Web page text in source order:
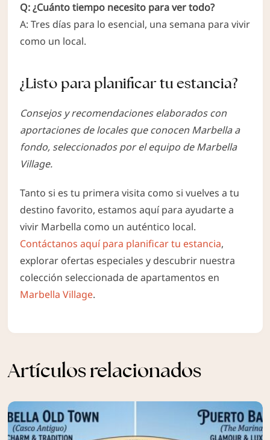
Q: ¿Cuánto tiempo necesito para ver todo?
A: Tres días para lo esencial, una semana para vivir
como un local.
¿Listo para planificar tu estancia?
Consejos y recomendaciones elaborados con
aportaciones de locales que conocen Marbella a
fondo, seleccionados por el equipo de Marbella
Village.
Tanto si es tu primera visita como si vuelves a tu
destino favorito, estamos aquí para ayudarte a
vivir Marbella como un auténtico local.
Contáctanos aquí para planificar tu estancia,
explorar ofertas especiales y descubrir nuestra
colección seleccionada de apartamentos en
Marbella Village.
Artículos relacionados